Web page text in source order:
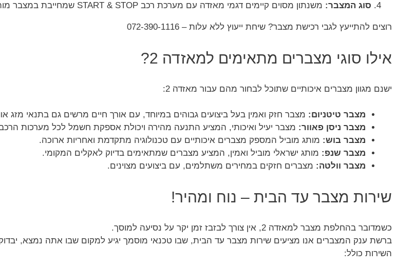
סוג המצבר: משנתון מסוים קיימים דגמי מאזדה עם מערכת רכב START & STOP שמחייבת במצבר מותאם. יש לוודא זאת לפני ההתקנה.
רוצים להתייעץ לגבי רכישת מצבר? שיחת ייעוץ ללא עלות – 072-390-1116
אילו סוגי מצברים מתאימים למאזדה 2?
ישנם מגוון מצברים איכותיים שתוכל לבחור מהם עבור מאזדה 2:
מצבר טיטניום: מצבר חזק ואמין בעל ביצועים גבוהים במיוחד, עם אורך חיים מרשים גם בתנאי מזג
מצבר ניסן פאוור: מצבר יעיל ואיכותי, המציע התנעה מהירה ויכולת אספקת חשמל לכל מערכות
מצבר בוש: מותג מוביל המספק מצברים איכותיים עם טכנולוגיה מתקדמת ואחריות ארוכה.
מצבר שנפ: מותג ישראלי מוביל ואמין, המציע מצברים שמתאימים בדיוק לאקלים המקומי.
מצבר וולטה: מצברים חזקים במחירים משתלמים, עם ביצועים מצוינים.
שירות מצבר עד הבית – נוח ומהיר!
כשמדובר בהחלפת מצבר למאזדה 2, אין צורך לבזבז זמן יקר על נסיעה למוסך.
ברשת ענק המצברים אנו מציעים שירות מצבר עד הבית, שבו טכנאי מוסמך יגיע למקום שבו אתה נמצא,
השירות כולל: